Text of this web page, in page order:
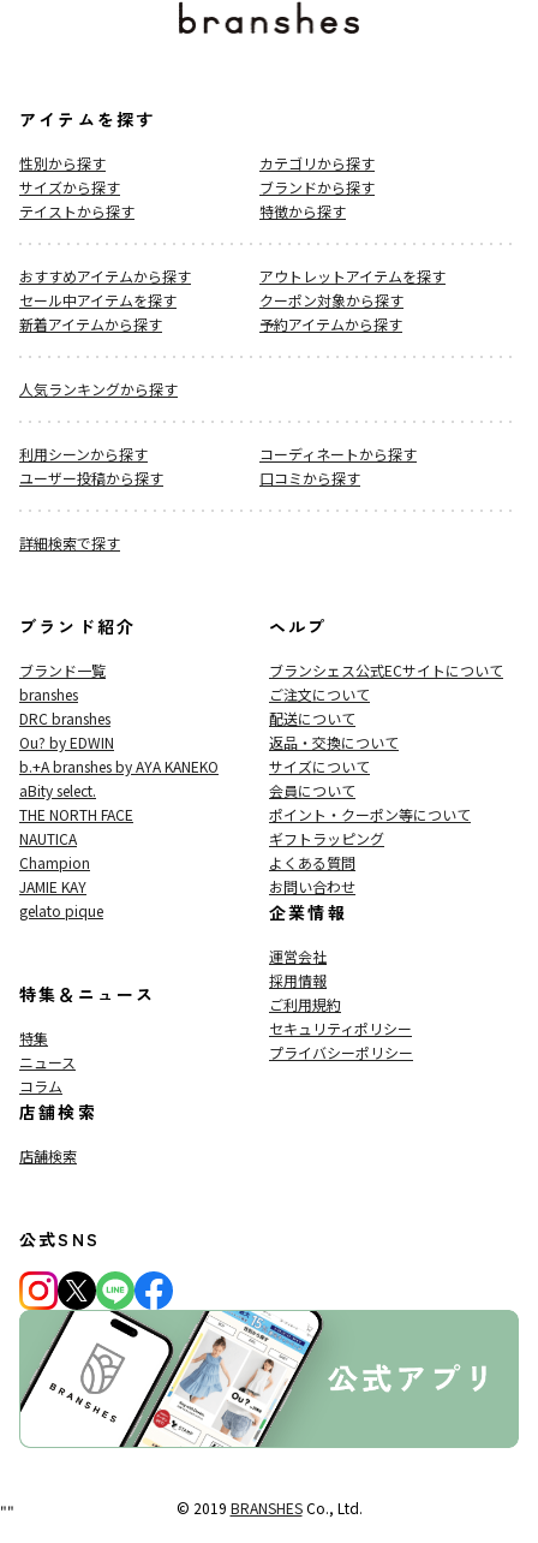
アイテムを探す
性別から探す
カテゴリから探す
サイズから探す
ブランドから探す
テイストから探す
特徴から探す
おすすめアイテムから探す
アウトレットアイテムを探す
セール中アイテムを探す
クーポン対象から探す
新着アイテムから探す
予約アイテムから探す
人気ランキングから探す
利用シーンから探す
コーディネートから探す
ユーザー投稿から探す
口コミから探す
詳細検索で探す
ブランド紹介
ブランド一覧
branshes
DRC branshes
Ou? by EDWIN
b.+A branshes by AYA KANEKO
aBity select.
THE NORTH FACE
NAUTICA
Champion
JAMIE KAY
gelato pique
特集＆ニュース
特集
ニュース
コラム
店舗検索
店舗検索
ヘルプ
ブランシェス公式ECサイトについて
ご注文について
配送について
返品・交換について
サイズについて
会員について
ポイント・クーポン等について
ギフトラッピング
よくある質問
お問い合わせ
企業情報
運営会社
採用情報
ご利用規約
セキュリティポリシー
プライバシーポリシー
公式SNS
© 2019 BRANSHESCo., Ltd.
""